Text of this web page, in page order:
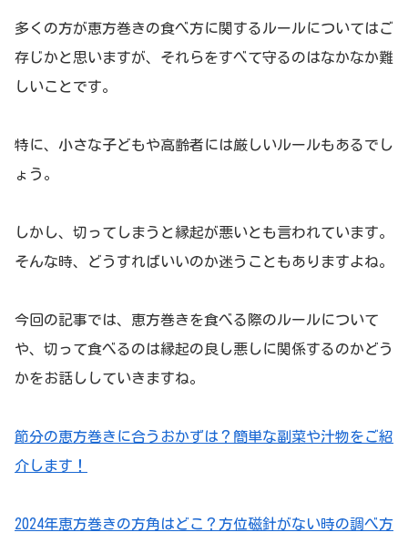
多くの方が恵方巻きの食べ方に関するルールについてはご
存じかと思いますが、それらをすべて守るのはなかなか難
しいことです。
特に、小さな子どもや高齢者には厳しいルールもあるでし
ょう。
しかし、切ってしまうと縁起が悪いとも言われています。
そんな時、どうすればいいのか迷うこともありますよね。
今回の記事では、恵方巻きを食べる際のルールについて
や、切って食べるのは縁起の良し悪しに関係するのかどう
かをお話ししていきますね。
節分の恵方巻きに合うおかずは？簡単な副菜や汁物をご紹
介します！
2024年恵方巻きの方角はどこ？方位磁針がない時の調べ方